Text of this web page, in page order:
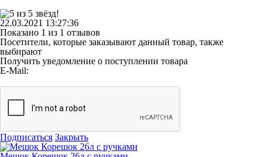
22.03.2021 13:27:36
Показано 1 из 1 отзывов
Посетители, которые заказывают данный товар, также
выбирают
Получить уведомление о поступлении товара
E-Mail:
Подписаться Закрыть